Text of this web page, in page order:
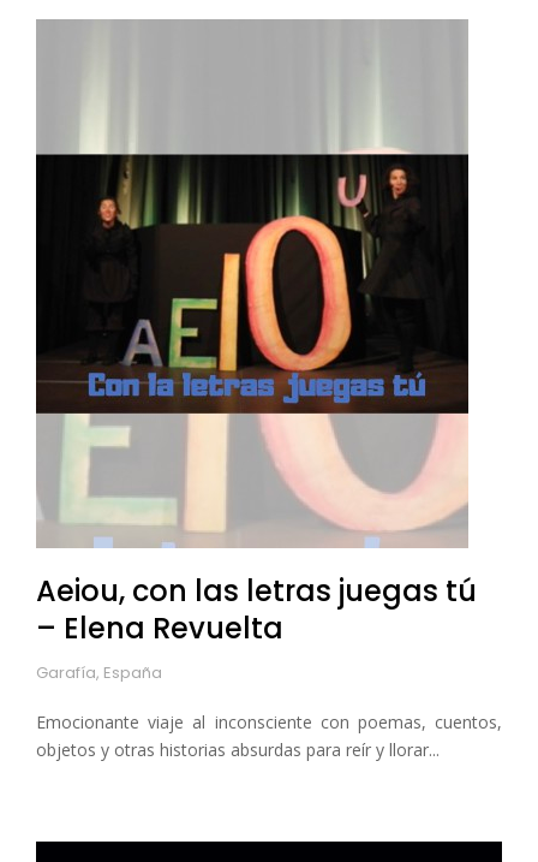
Aeiou, con las letras juegas tú
– Elena Revuelta
Garafía, España
Emocionante viaje al inconsciente con poemas, cuentos,
objetos y otras historias absurdas para reír y llorar...